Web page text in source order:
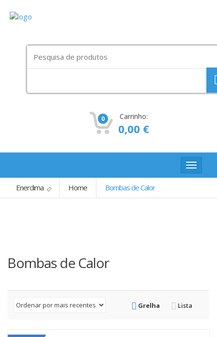
por:
0 Carrinho:
0,00 €
Toggle
Enerclima
Home Bombas de Calor
Bombas de Calor
Grelha Lista